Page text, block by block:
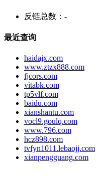
反链总数： -
最近查询
haidajx.com
www.ztzx888.com
fjcors.com
vitabk.com
tp5vlf.com
baidu.com
xianshantu.com
vocl9.goulq.com
www.796.com
hcz898.com
tvfyn1011.lebaojj.com
xianpengguang.com